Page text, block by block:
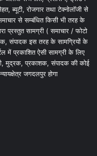
ब्यूटी, रोजगार तथा टेक्नोलॉजी से
से सम्बंधित किसी भी तरह के
प्रस्तुत सामग्री ( समाचार / फोटो
संपादक इस तरह के सामग्रियों के
में प्रकाशित ऐसी सामग्री के लिए
मुद्रक, प्रकाशक, संपादक की कोई
जगदलपुर होगा